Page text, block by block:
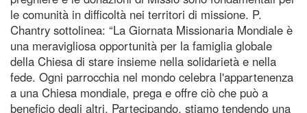
le comunità in difficoltà nei territori di missione. P.
Chantry sottolinea: “La Giornata Missionaria Mondiale è
una meravigliosa opportunità per la famiglia globale
della Chiesa di stare insieme nella solidarietà e nella
fede. Ogni parrocchia nel mondo celebra l'appartenenza
a una Chiesa mondiale, prega e offre ciò che può a
beneficio degli altri. Partecipando, stiamo tendendo una